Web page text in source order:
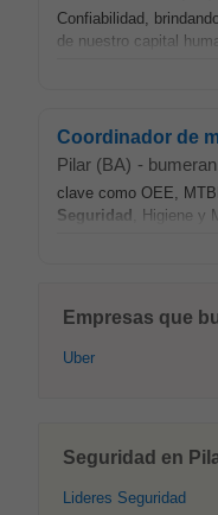
Confiabilidad,
de nuestro capital
Coordinador de
Pilar (BA) -
clave como OEE,
Seguridad , Higiene
Empresas que
Uber
Seguridad en
Lideres Seguridad